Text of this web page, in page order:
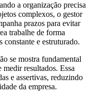
a organização precisa
complexos, o gestor
prazos para evitar
trabalhe de forma
e estruturado.
se mostra fundamental
resultados. Essa
e assertivas, reduzindo
da empresa.